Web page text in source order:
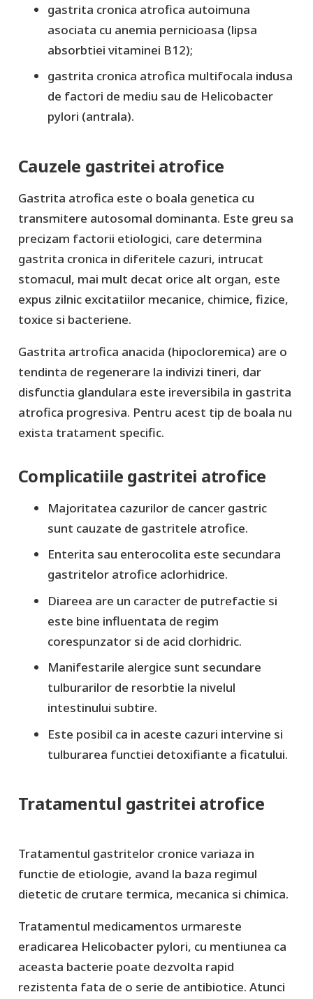
gastrita cronica atrofica autoimuna
asociata cu anemia pernicioasa (lipsa
absorbtiei vitaminei B12);
gastrita cronica atrofica multifocala indusa
de factori de mediu sau de Helicobacter
pylori (antrala).
Cauzele gastritei atrofice
Gastrita atrofica este o boala genetica cu
transmitere autosomal dominanta. Este greu sa
precizam factorii etiologici, care determina
gastrita cronica in diferitele cazuri, intrucat
stomacul, mai mult decat orice alt organ, este
expus zilnic excitatiilor mecanice, chimice, fizice,
toxice si bacteriene.
Gastrita artrofica anacida (hipocloremica) are o
tendinta de regenerare la indivizi tineri, dar
disfunctia glandulara este ireversibila in gastrita
atrofica progresiva. Pentru acest tip de boala nu
exista tratament specific.
Complicatiile gastritei atrofice
Majoritatea cazurilor de cancer gastric
sunt cauzate de gastritele atrofice.
Enterita sau enterocolita este secundara
gastritelor atrofice aclorhidrice.
Diareea are un caracter de putrefactie si
este bine influentata de regim
corespunzator si de acid clorhidric.
Manifestarile alergice sunt secundare
tulburarilor de resorbtie la nivelul
intestinului subtire.
Este posibil ca in aceste cazuri intervine si
tulburarea functiei detoxifiante a ficatului.
Tratamentul gastritei atrofice
Tratamentul gastritelor cronice variaza in
functie de etiologie, avand la baza regimul
dietetic de crutare termica, mecanica si chimica.
Tratamentul medicamentos urmareste
eradicarea Helicobacter pylori, cu mentiunea ca
aceasta bacterie poate dezvolta rapid
rezistenta fata de o serie de antibiotice. Atunci